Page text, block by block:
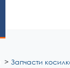
Запчасти